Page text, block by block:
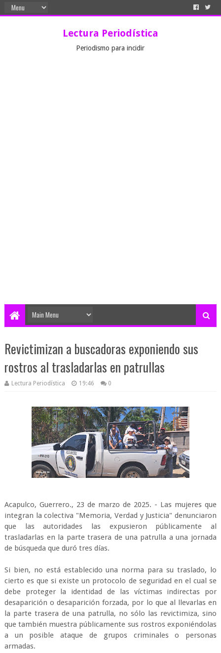
Lectura Periodística
Periodismo para incidir
Revictimizan a buscadoras exponiendo sus
rostros al trasladarlas en patrullas
Lectura Periodística 19:46 0
Acapulco, Guerrero., 23 de marzo de 2025. - Las mujeres que
integran la colectiva "Memoria, Verdad y Justicia" denunciaron
que las autoridades las expusieron públicamente al
trasladarlas en la parte trasera de una patrulla a una jornada
de búsqueda que duró tres días.
Si bien, no está establecido una norma para su traslado, lo
cierto es que si existe un protocolo de seguridad en el cual se
debe proteger la identidad de las víctimas indirectas por
desaparición o desaparición forzada, por lo que al llevarlas en
la parte trasera de una patrulla, no sólo las revictimiza, sino
que también muestra públicamente sus rostros exponiéndolas
a un posible ataque de grupos criminales o personas
armadas.